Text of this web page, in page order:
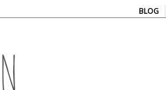
BLOG |